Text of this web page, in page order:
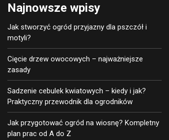
Najnowsze wpisy
Jak stworzyć ogród przyjazny dla pszczół i
motyli?
Cięcie drzew owocowych – najważniejsze
zasady
Sadzenie cebulek kwiatowych – kiedy i jak?
Praktyczny przewodnik dla ogrodników
Jak przygotować ogród na wiosnę? Kompletny
plan prac od A do Z